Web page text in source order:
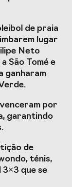
de praia
lugar
Neto
São Tomé e
ganharam
por
garantindo
de
ténis,
que se